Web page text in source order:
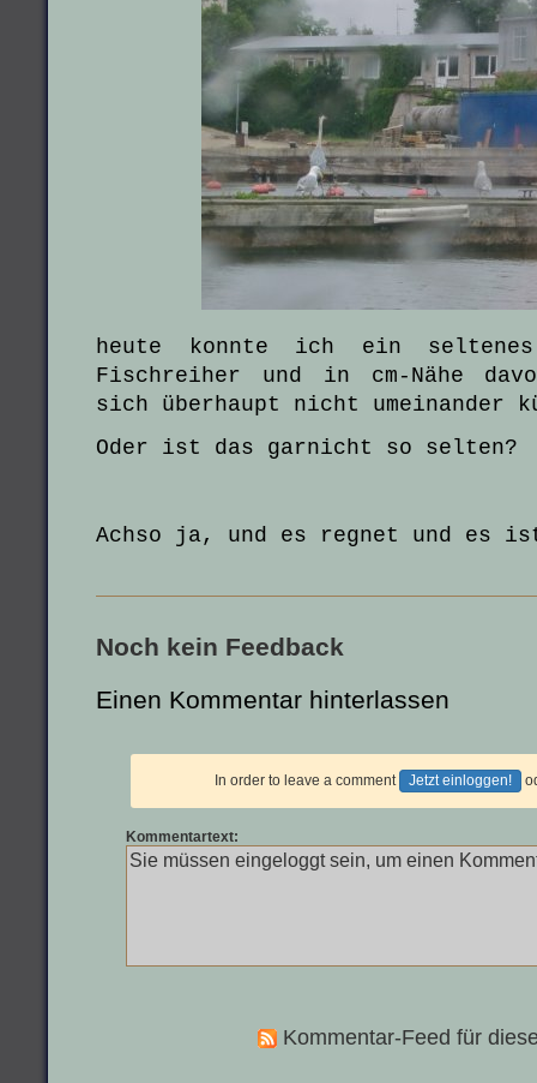
heute konnte ich ein
Fischreiher und in cm-Nähe
sich überhaupt nicht umeinander
Oder ist das garnicht so selten?
Achso ja, und es regnet und es
Noch kein Feedback
Einen Kommentar hinterlassen
In order to leave a comment Jetzt einloggen!
Kommentartext:
Kommentar-Feed für